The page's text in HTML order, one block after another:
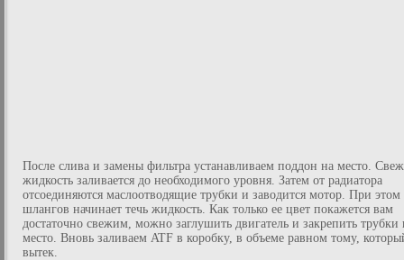
После слива и замены фильтра устанавливаем поддон на место.
жидкость заливается до необходимого уровня. Затем от радиатора
отсоединяются маслоотводящие трубки и заводится мотор. При этом
шлангов начинает течь жидкость. Как только ее цвет покажется вам
достаточно свежим, можно заглушить двигатель и закрепить трубки
место. Вновь заливаем ATF в коробку, в объеме равном тому,
вытек.